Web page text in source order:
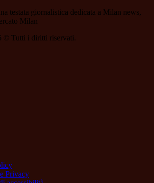
testata giornalistica dedicata a Milan news,
Milan
© Tutti i diritti riservati.
Privacy